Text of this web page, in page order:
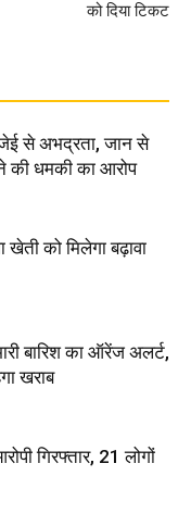
को दिया टिकट
से अभद्रता, जान से
की धमकी का आरोप
खेती को मिलेगा बढ़ावा
बारिश का ऑरेंज अलर्ट,
खराब
गिरफ्तार, 21 लोगों